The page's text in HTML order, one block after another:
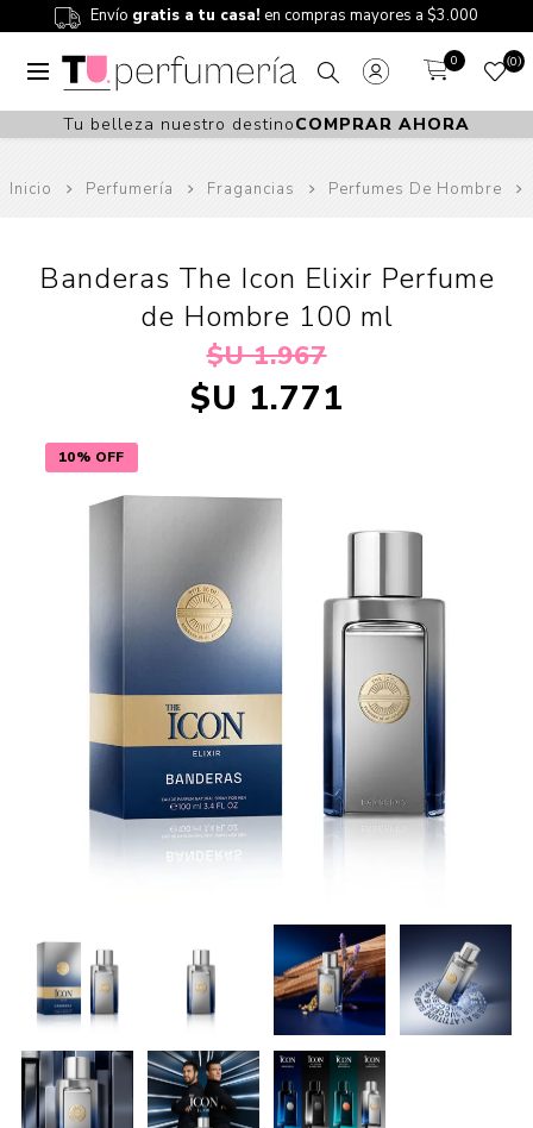
Envío gratis a tu casa! en compras mayores a $3.000
0 0
Tu belleza nuestro destinoCOMPRAR AHORA
Inicio Perfumería Fragancias Perfumes De Hombre
10% OFF
Banderas The Icon Elixir Perfume
de Hombre 100 ml
$U 1.967
$U 1.771